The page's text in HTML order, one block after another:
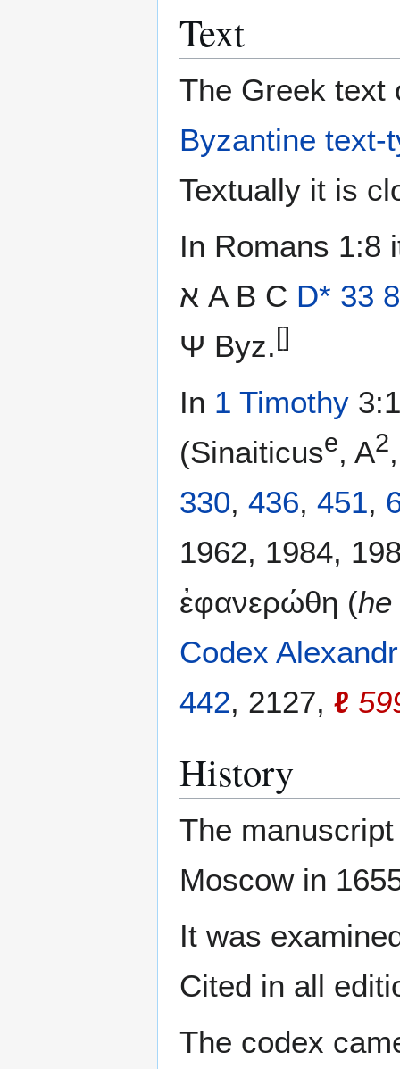
Text
The Greek
Byzantine text-
Textually it is
In Romans 1:8
א A B C D* 33
Ψ Byz.[]
In 1 Timothy
(Sinaiticuse, A2
330, 436, 451,
1962, 1984,
ἐφανερώθη (
Codex
442, 2127, ℓ
History
The
Moscow in
It was
Cited in all
The codex